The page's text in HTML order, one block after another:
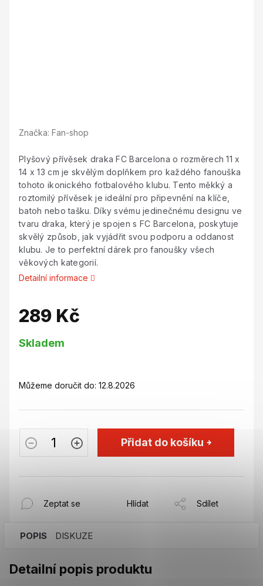
Značka: Fan-shop
Plyšový přívěsek draka FC Barcelona o rozměrech 11 x
14 x 13 cm je skvělým doplňkem pro každého fanouška
tohoto ikonického fotbalového klubu. Tento měkký a
roztomilý přívěsek je ideální pro připevnění na klíče,
batoh nebo tašku. Díky svému jedinečnému designu ve
tvaru draka, který je spojen s FC Barcelona, poskytuje
skvělý způsob, jak vyjádřit svou podporu a oddanost
klubu. Je to perfektní dárek pro fanoušky všech
věkových kategorií.
Detailní informace
289 Kč
cena:
Skladem
Můžeme doručit do: 12.8.2026
Přidat do košíku
Zeptat se Hlídat Sdílet
POPIS DISKUZE
Detailní popis produktu